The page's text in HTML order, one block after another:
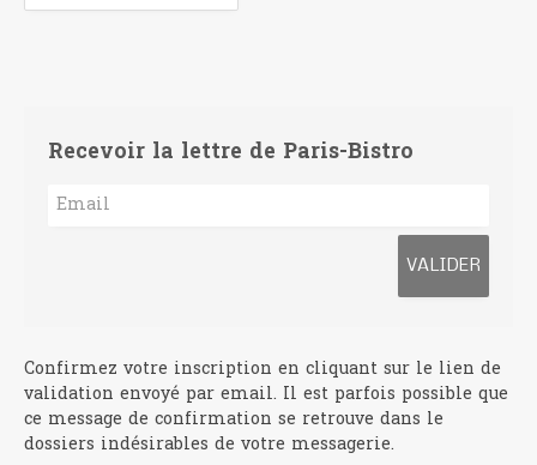
Recevoir la lettre de Paris-Bistro
Confirmez votre inscription en cliquant sur le lien de
validation envoyé par email. Il est parfois possible que
ce message de confirmation se retrouve dans le
dossiers indésirables de votre messagerie.